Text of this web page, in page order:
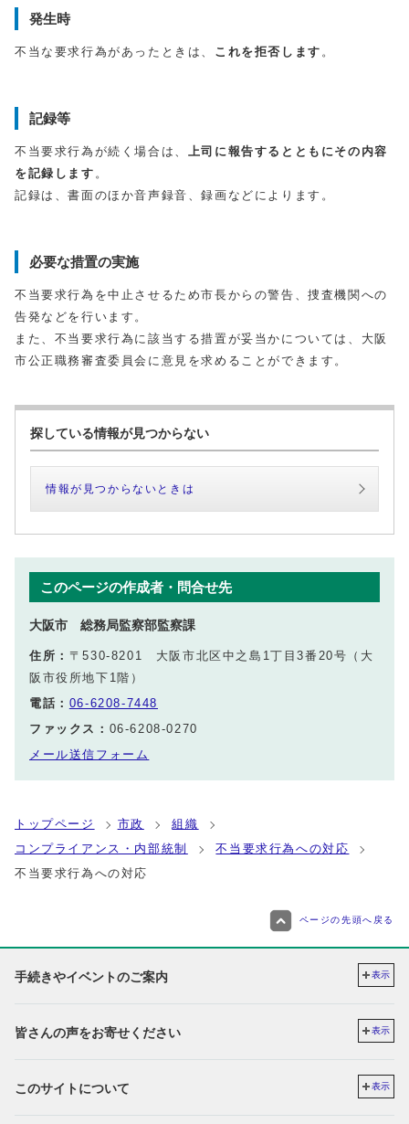
発生時
不当な要求行為があったときは、 これを拒否します 。
記録等
不当要求行為が続く場合は、 上司に報告するとともにその内容
を記録します 。
記録は、書面のほか音声録音、録画などによります。
必要な措置の実施
不当要求行為を中止させるため市長からの警告、捜査機関への
告発などを行います。
また、不当要求行為に該当する措置が妥当かについては、大阪
市公正職務審査委員会に意見を求めることができます。
探している情報が見つからない
情報が見つからないときは
このページの作成者・問合せ先
大阪市 総務局監察部監察課
住所： 〒530-8201 大阪市北区中之島1丁目3番20号（大
阪市役所地下1階）
電話： 06-6208-7448
ファックス： 06-6208-0270
メール送信フォーム
トップページ 市政
組織
コンプライアンス・内部統制
不当要求行為への対応
不当要求行為への対応
ページの先頭へ戻る
手続きやイベントのご案内 表示
皆さんの声をお寄せください 表示
このサイトについて 表示